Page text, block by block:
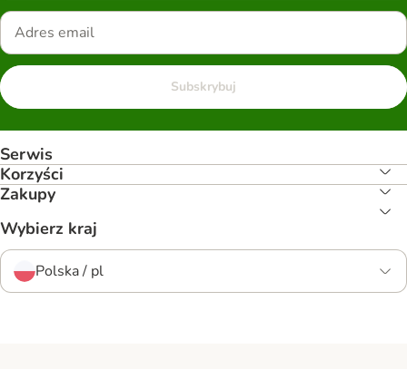
Subskrybuj
Serwis
Korzyści
Zakupy
Wybierz kraj
Polska / pl